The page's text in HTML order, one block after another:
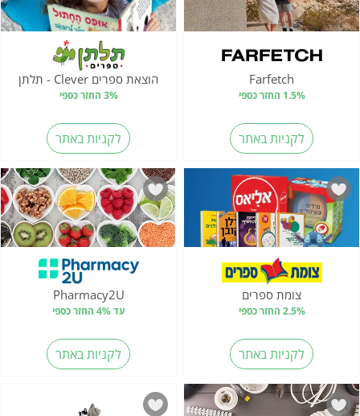
Farfetch
1.5% החזר כספי
לקניות באתר
הוצאת ספרים Clever - תלתן
3% החזר כספי
לקניות באתר
צומת ספרים
2.5% החזר כספי
לקניות באתר
Pharmacy2U
עד 4% החזר כספי
לקניות באתר